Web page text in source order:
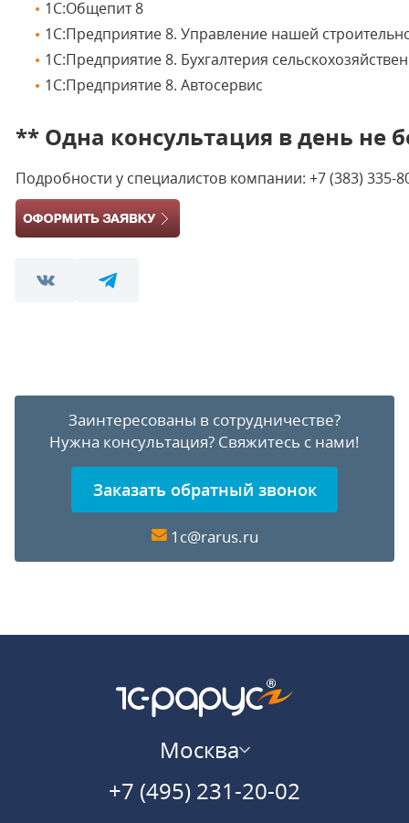
1С:Общепит 8
1С:Предприятие 8. Управление нашей
1С:Предприятие 8. Бухгалтерия
1С:Предприятие 8. Автосервис
** Одна консультация в день не
Подробности у специалистов компании: +7 (383) 335-
Заинтересованы в сотрудничестве?
Нужна консультация? Свяжитесь с нами!
Заказать обратный звонок
1c@rarus.ru
Москва
+7 (495) 231-20-02